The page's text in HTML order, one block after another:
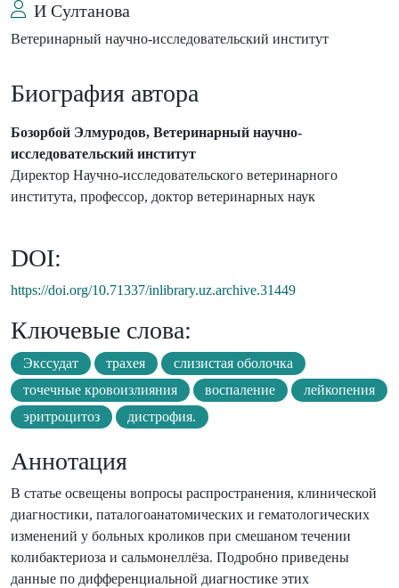
И Султанова
Ветеринарный научно-исследовательский институт
Биография автора
Бозорбой Элмуродов, Ветеринарный научно-
исследовательский институт
Директор Научно-исследовательского ветеринарного
института, профессор, доктор ветеринарных наук
DOI:
https://doi.org/10.71337/inlibrary.uz.archive.31449
Ключевые слова:
Экссудат трахея
слизистая оболочка
точечные кровоизлияния
воспаление
лейкопения
эритроцитоз
дистрофия.
Аннотация
В статье освещены вопросы распространения, клинической
диагностики, паталогоанатомических и гематологических
изменений у больных кроликов при смешаном течении
колибактериоза и сальмонеллёза. Подробно приведены
данные по дифференциальной диагностике этих